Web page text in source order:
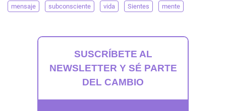
mensaje subconsciente vida Sientes mente
SUSCRÍBETE AL
NEWSLETTER Y SÉ PARTE
DEL CAMBIO